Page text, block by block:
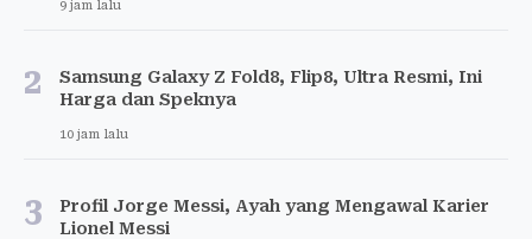
9 jam lalu
2
Samsung Galaxy Z Fold8, Flip8, Ultra Resmi, Ini
Harga dan Speknya
10 jam lalu
3
Profil Jorge Messi, Ayah yang Mengawal Karier
Lionel Messi